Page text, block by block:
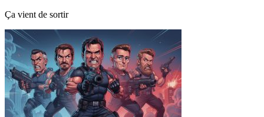
Ça vient de sortir